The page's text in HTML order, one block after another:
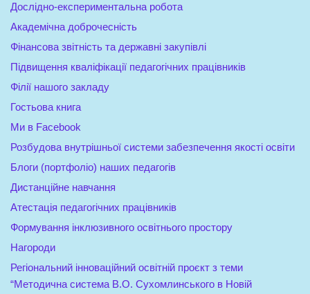
Дослідно-експериментальна робота
Академічна доброчесність
Фінансова звітність та державні закупівлі
Підвищення кваліфікації педагогічних працівників
Філії нашого закладу
Гостьова книга
Ми в Facebook
Розбудова внутрішньої системи забезпечення якості освіти
Блоги (портфоліо) наших педагогів
Дистанційне навчання
Атестація педагогічних працівників
Формування інклюзивного освітнього простору
Нагороди
Регіональний інноваційний освітній проєкт з теми
“Методична система В.О. Сухомлинського в Новій